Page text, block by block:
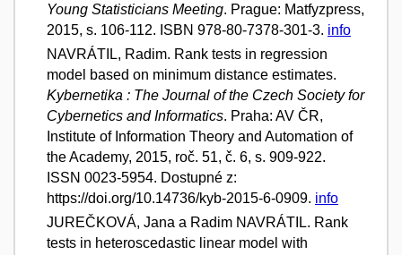
Young Statisticians Meeting. Prague: Matfyzpress,
2015, s. 106-112. ISBN 978-80-7378-301-3. info
NAVRÁTIL, Radim. Rank tests in regression
model based on minimum distance estimates.
Kybernetika : The Journal of the Czech Society for
Cybernetics and Informatics. Praha: AV ČR,
Institute of Information Theory and Automation of
the Academy, 2015, roč. 51, č. 6, s. 909-922.
ISSN 0023-5954. Dostupné z:
https://doi.org/10.14736/kyb-2015-6-0909. info
JUREČKOVÁ, Jana a Radim NAVRÁTIL. Rank
tests in heteroscedastic linear model with